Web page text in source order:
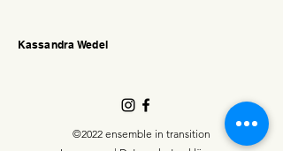
Kassandra Wedel
©2022 ensemble in transition